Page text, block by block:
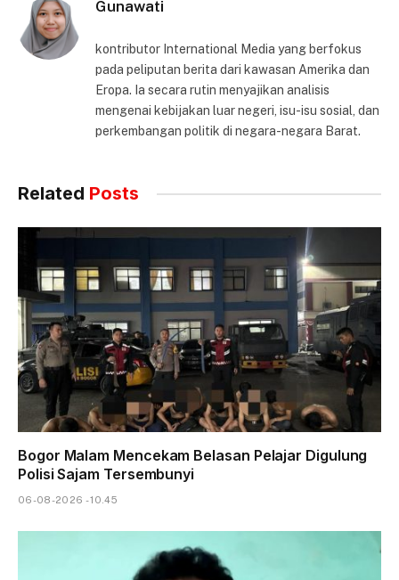
Gunawati
kontributor International Media yang berfokus
pada peliputan berita dari kawasan Amerika dan
Eropa. Ia secara rutin menyajikan analisis
mengenai kebijakan luar negeri, isu-isu sosial, dan
perkembangan politik di negara-negara Barat.
Related Posts
Bogor Malam Mencekam Belasan Pelajar Digulung
Polisi Sajam Tersembunyi
06-08-2026 - 10.45